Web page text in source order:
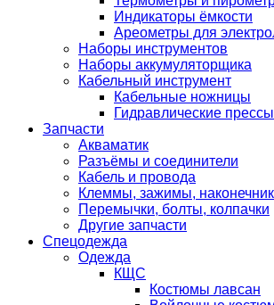
Индикаторы ёмкости
Ареометры для
Наборы инструментов
Наборы аккумуляторщика
Кабельный инструмент
Кабельные ножницы
Гидравлические прессы
Запчасти
Акваматик
Разъёмы и соединители
Кабель и провода
Клеммы, зажимы,
Перемычки, болты, колпачки
Другие запчасти
Спецодежда
Одежда
КЩС
Костюмы лавсан